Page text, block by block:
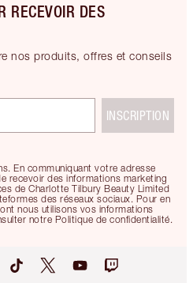
RECEVOIR DES
nos produits, offres et conseils
En communiquant votre adresse
recevoir des informations marketing
de Charlotte Tilbury Beauty Limited
des réseaux sociaux. Pour en
nous utilisons vos informations
notre Politique de confidentialité.
INSCRIPTION